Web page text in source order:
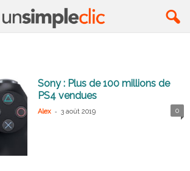
Sony : Plus de 100 millions de
PS4 vendues
Alex - 3 août 2019 0